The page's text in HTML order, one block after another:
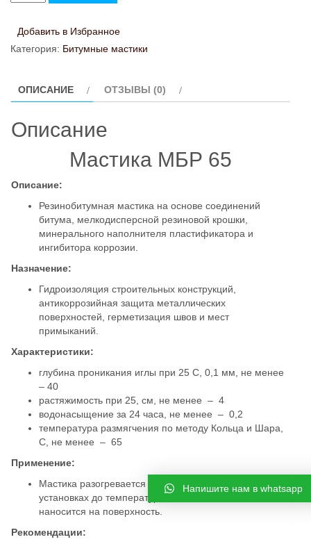
товара
Добавить в Избранное
Категория: Битумные мастики
ОПИСАНИЕ ОТЗЫВЫ (0)
Описание
Мастика МБР 65
Описание:
Резинобитумная мастика на основе соединений
битума, мелкодисперсной резиновой крошки,
минерального наполнителя пластификатора и
ингибитора коррозии.
Назначение:
Гидроизоляция строительных конструкций,
антикоррозийная защита металлических
поверхностей, герметизация швов и мест
примыканий.
Характеристики:
глубина проникания иглы при 25 С, 0,1 мм, не менее
– 40
растяжимость при 25, см, не менее – 4
водонасыщение за 24 часа, не менее – 0,2
температура размягчения по методу Кольца и Шара,
С, не менее – 65
Применение:
Мастика разогревается в котлах или специальных
установках до температуры не более 200 – 230 С, и
наносится на поверхность.
Рекомендации:
Напишите нам в whatsapp